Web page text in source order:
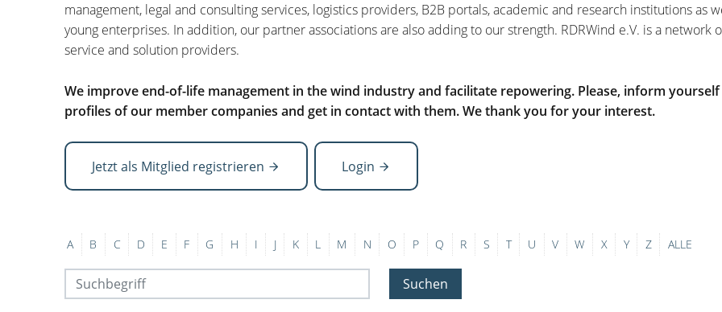
management, legal and consulting services, logistics providers, B2B portals, academic and research institutions as
young enterprises. In addition, our partner associations are also adding to our strength. RDRWind e.V. is a network
service and solution providers.
We improve end-of-life management in the wind industry and facilitate repowering. Please, inform
profiles of our member companies and get in contact with them. We thank you for your interest.
Jetzt als Mitglied registrieren Login
A B C D E F G H I J K L M N O P Q R S T U V W X Y Z ALLE
Suchen